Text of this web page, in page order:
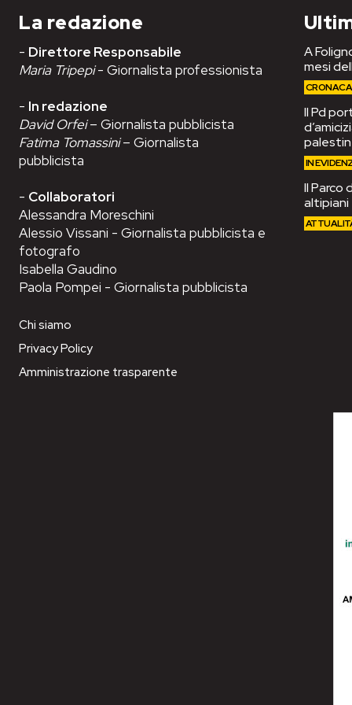
La redazione
- Direttore Responsabile
Maria Tripepi- Giornalista professionista
- In redazione
David Orfei– Giornalista pubblicista
Fatima Tomassini– Giornalista
pubblicista
- Collaboratori
Alessandra Moreschini
Alessio Vissani - Giornalista pubblicista e
fotografo
Isabella Gaudino
Paola Pompei - Giornalista pubblicista
Chi siamo
Privacy Policy
Amministrazione trasparente
A
mesi
CRONACA
Il Pd
IN
Il Parco
altipiani